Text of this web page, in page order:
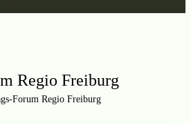
Regio Freiburg
Forum Regio Freiburg